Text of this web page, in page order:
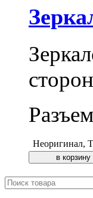
Неоригинал,